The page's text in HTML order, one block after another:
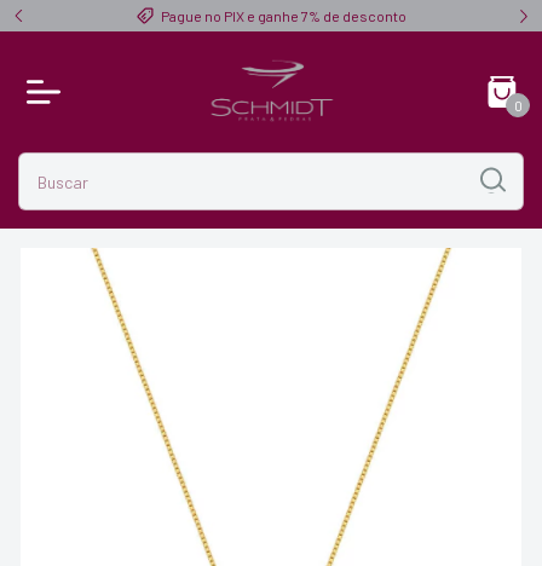
Pague no PIX e ganhe 7% de desconto
0